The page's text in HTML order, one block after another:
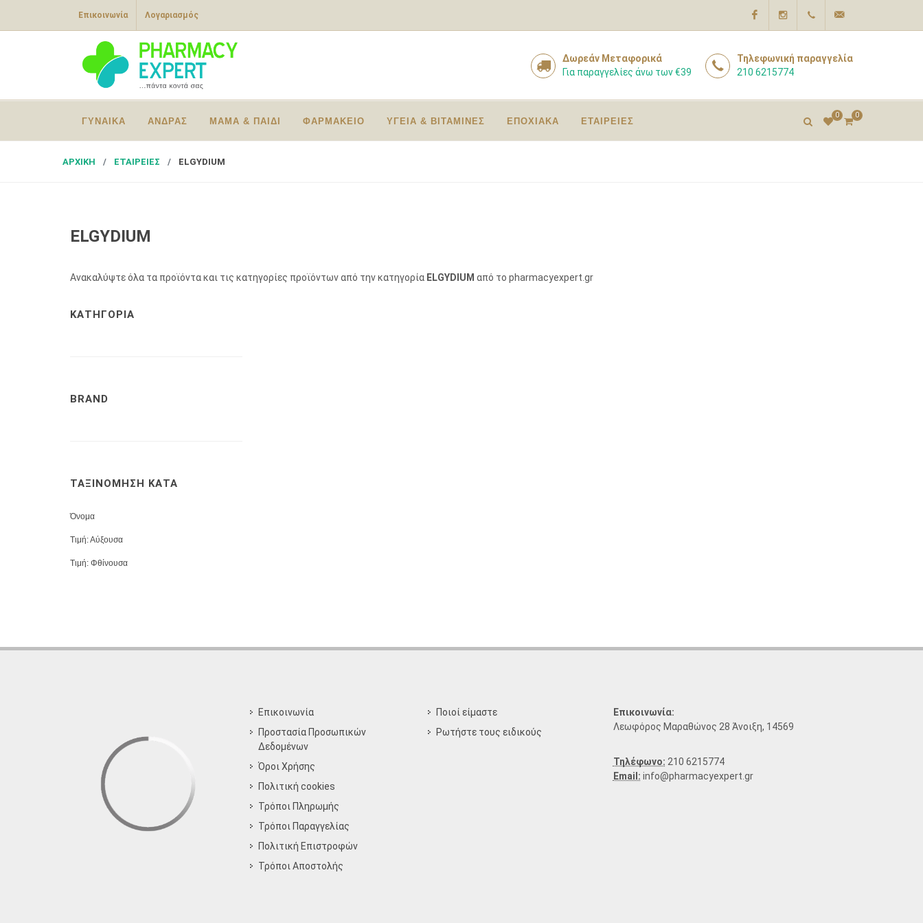
Επικοινωνία Λογαριασμός
Δωρεάν Μεταφορικά
Για παραγγελίες άνω των €39
Τηλεφωνική παραγγελία
210 6215774
ΓΥΝΑΙΚΑ ΑΝΔΡΑΣ ΜΑΜΑ & ΠΑΙΔΙ ΦΑΡΜΑΚΕΙΟ ΥΓΕΙΑ & ΒΙΤΑΜΙΝΕΣ ΕΠΟΧΙΑΚΑ ΕΤΑΙΡΕΙΕΣ
0
0
ΑΡΧΙΚΗ ΕΤΑΙΡΕΙΕΣ ELGYDIUM
ELGYDIUM
Ανακαλύψτε όλα τα προϊόντα και τις κατηγορίες προϊόντων από την κατηγορία ELGYDIUM από το pharmacyexpert.gr
ΚΑΤΗΓΟΡΙΑ
BRAND
ΤΑΞΙΝΟΜΗΣΗ ΚΑΤΑ
Όνομα
Τιμή: Αύξουσα
Τιμή: Φθίνουσα
Επικοινωνία
Προστασία Προσωπικών
Δεδομένων
Όροι Χρήσης
Πολιτική cookies
Τρόποι Πληρωμής
Τρόποι Παραγγελίας
Πολιτική Επιστροφών
Τρόποι Aποστολής
Ποιοί είμαστε
Ρωτήστε τους ειδικούς
Επικοινωνία:
Λεωφόρος Μαραθώνος 28 Άνοιξη, 14569
Τηλέφωνο: 210 6215774
Email: info@pharmacyexpert.gr